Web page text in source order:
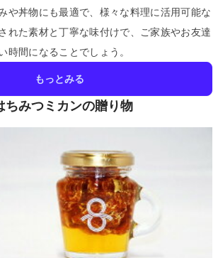
や丼物にも最適で、様々な料理に活用可能な
れた素材と丁寧な味付けで、ご家族やお友達
時間になることでしょう。
もっとみる
ちみつミカンの贈り物